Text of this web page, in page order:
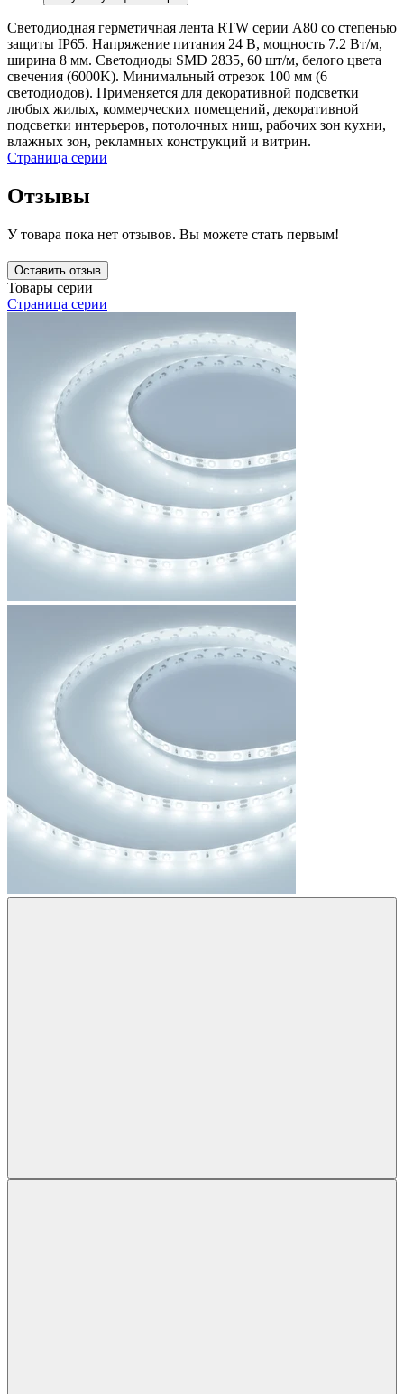
Светодиодная герметичная лента RTW серии A80 со степенью
защиты IP65. Напряжение питания 24 В, мощность 7.2 Вт/м,
ширина 8 мм. Светодиоды SMD 2835, 60 шт/м, белого цвета
свечения (6000K). Минимальный отрезок 100 мм (6
светодиодов). Применяется для декоративной подсветки
любых жилых, коммерческих помещений, декоративной
подсветки интерьеров, потолочных ниш, рабочих зон кухни,
влажных зон, рекламных конструкций и витрин.
Страница серии
Отзывы
У товара пока нет отзывов. Вы можете стать первым!
Оставить отзыв
Товары серии
Страница серии